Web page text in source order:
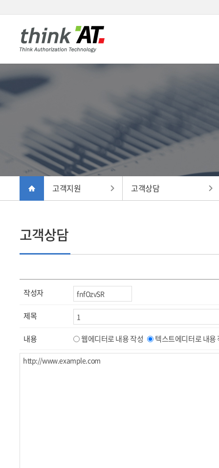
고객지원 고객상담
고객상담
작성자
제목
내용 웹에디터로 내용 작성 텍스트에디터로 내용